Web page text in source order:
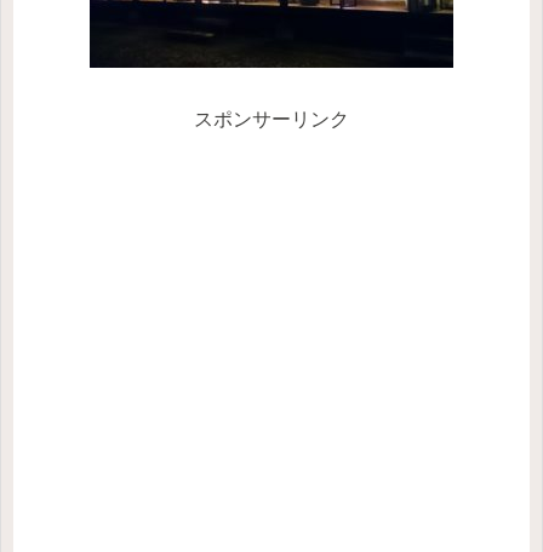
スポンサーリンク